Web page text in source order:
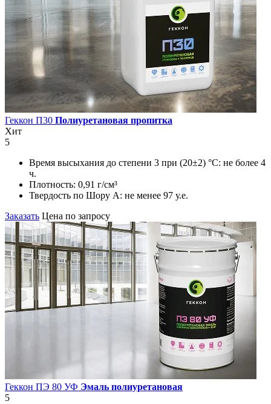
Геккон П30 Полиуретановая пропитка
Хит
5
Время высыхания до степени 3 при (20±2) °С: не более 4
ч.
Плотность: 0,91 г/см³
Твердость по Шору А: не менее 97 у.е.
Заказать Цена по запросу
Геккон ПЭ 80 УФ Эмаль полиуретановая
5